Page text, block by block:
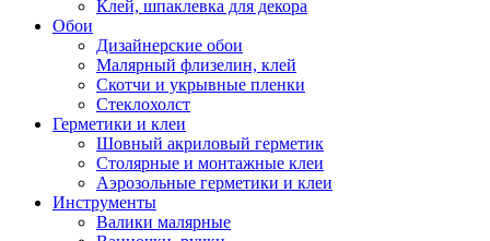
Клей, шпаклевка для декора
Обои
Дизайнерские обои
Малярный флизелин, клей
Скотчи и укрывные пленки
Стеклохолст
Герметики и клеи
Шовный акриловый герметик
Столярные и монтажные клеи
Аэрозольные герметики и клеи
Инструменты
Валики малярные